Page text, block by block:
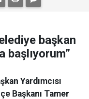
başkan
başlıyorum”
Yardımcısı
Başkanı Tamer